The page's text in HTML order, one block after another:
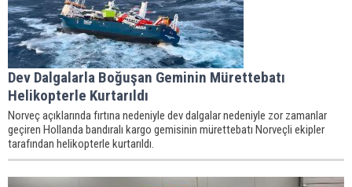
Dev Dalgalarla Boğuşan Geminin Mürettebatı
Helikopterle Kurtarıldı
Norveç açıklarında fırtına nedeniyle dev dalgalar nedeniyle zor zamanlar
geçiren Hollanda bandıralı kargo gemisinin mürettebatı Norveçli ekipler
tarafından helikopterle kurtarıldı.